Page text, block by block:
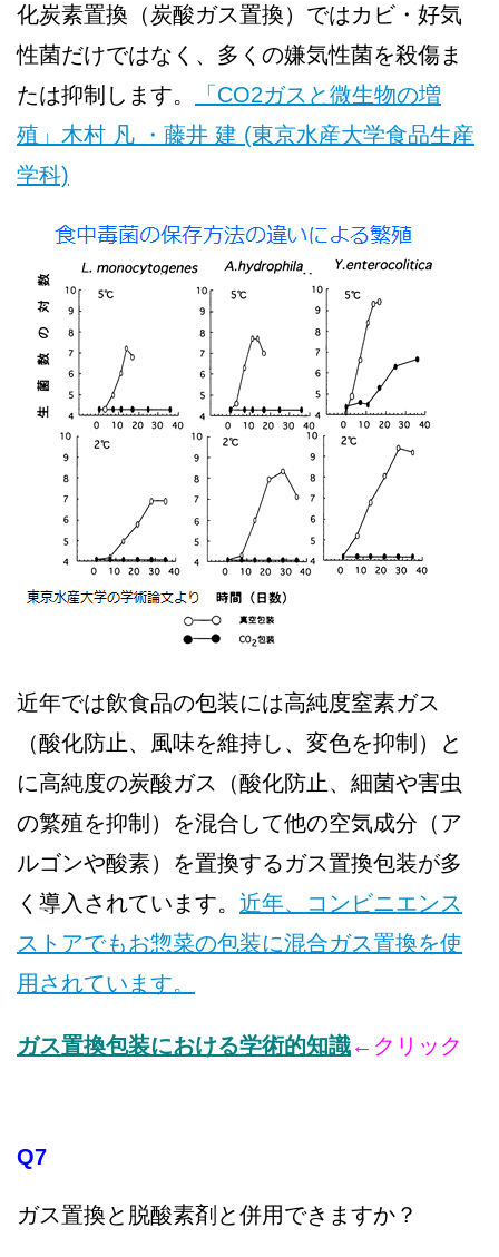
化炭素置換（炭酸ガス置換）ではカビ・好気
性菌だけではなく、多くの嫌気性菌を殺傷ま
たは抑制します。
「CO2ガスと微生物の増
殖」木村 凡 ・藤井 建 (東京水産大学食品生産
学科)
近年では飲食品の包装には高純度窒素ガス
（酸化防止、風味を維持し、変色を抑制）と
に高純度の炭酸ガス（酸化防止、細菌や害虫
の繁殖を抑制）を混合して他の空気成分（ア
ルゴンや酸素）を置換するガス置換包装が多
く導入されています。 近年、コンビニエンス
ストアでもお惣菜の包装に混合ガス置換を使
用されています。
ガス置換包装における学術的知識←クリック
Q7
ガス置換と脱酸素剤と併用できますか？